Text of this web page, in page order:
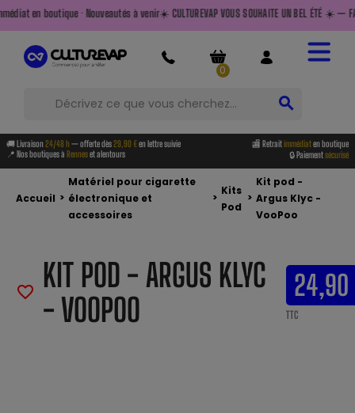
à venir☀️ CULTUREVAP VOUS SOUHAITE UN BEL ÉTÉ ☀️ — FAITES LE PLEIN
0
search
🚚 Livraison24/48 h — offerte dès29,90 €en lettre suivie 🏬 Retraitimmédiaten boutique
📍 Nos boutiques à Renneset alentours 🔒 Paiementsécurisé
Accueil >
Matériel pour cigarette
électronique et
accessoires
>
Kits
Pod
>
Kit pod -
Argus Klyc -
VooPoo
favorite_border
KIT POD - ARGUS KLYC
- VOOPOO
TTC